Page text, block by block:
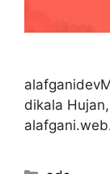
dikala